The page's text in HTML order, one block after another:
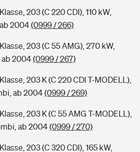
203 (C 220 CDI), 110 kW,
2004(0999 / 266)
203 (C 55 AMG), 270 kW,
ab 2004(0999 / 267)
203 K (C 220 CDI T-MODELL),
ab 2004(0999 / 269)
203 K (C 55 AMG T-MODELL),
ab 2004(0999 / 270)
203 (C 320 CDI), 165 kW,